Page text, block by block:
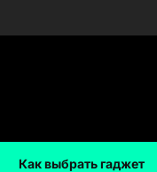
Как выбрать гаджет